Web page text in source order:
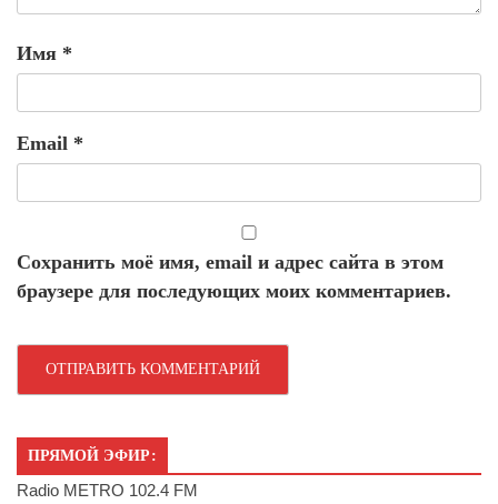
Имя *
Email *
Сохранить моё имя, email и адрес сайта в этом
браузере для последующих моих комментариев.
ПРЯМОЙ ЭФИР:
Radio METRO 102.4 FM